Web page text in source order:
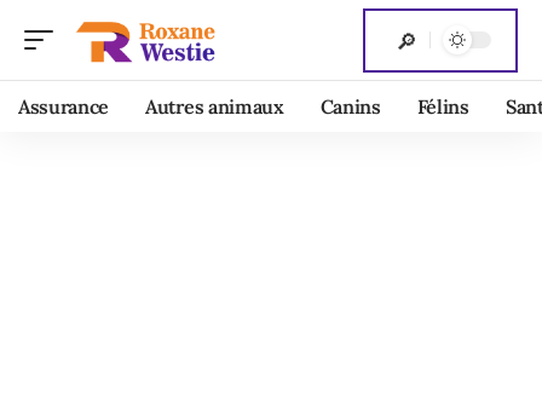
Assurance Autres animaux Canins Félins